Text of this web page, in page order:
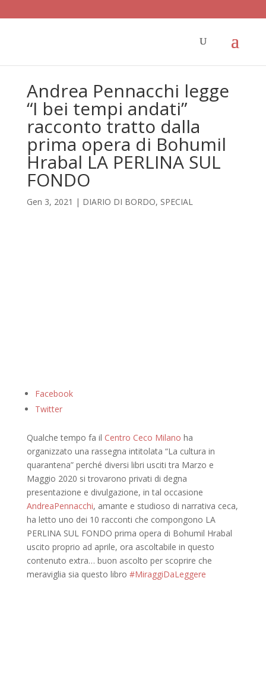
Andrea Pennacchi legge
“I bei tempi andati”
racconto tratto dalla
prima opera di Bohumil
Hrabal LA PERLINA SUL
FONDO
Gen 3, 2021 | DIARIO DI BORDO, SPECIAL
Facebook
Twitter
Qualche tempo fa il Centro Ceco Milano ha
organizzato una rassegna intitolata “La cultura in
quarantena” perché diversi libri usciti tra Marzo e
Maggio 2020 si trovarono privati di degna
presentazione e divulgazione, in tal occasione
AndreaPennacchi, amante e studioso di narrativa ceca,
ha letto uno dei 10 racconti che compongono LA
PERLINA SUL FONDO prima opera di Bohumil Hrabal
uscito proprio ad aprile, ora ascoltabile in questo
contenuto extra… buon ascolto per scoprire che
meraviglia sia questo libro #MiraggiDaLeggere